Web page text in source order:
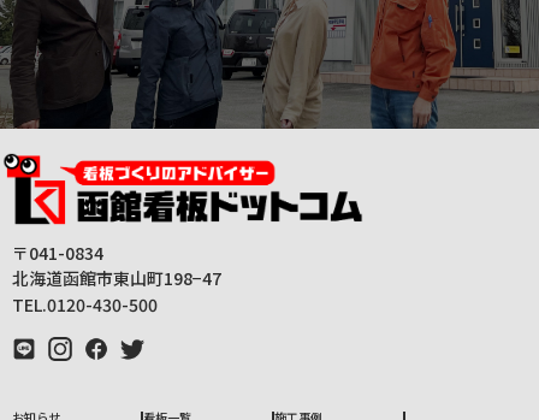
〒041-0834
北海道函館市東山町198−47
TEL.0120-430-500